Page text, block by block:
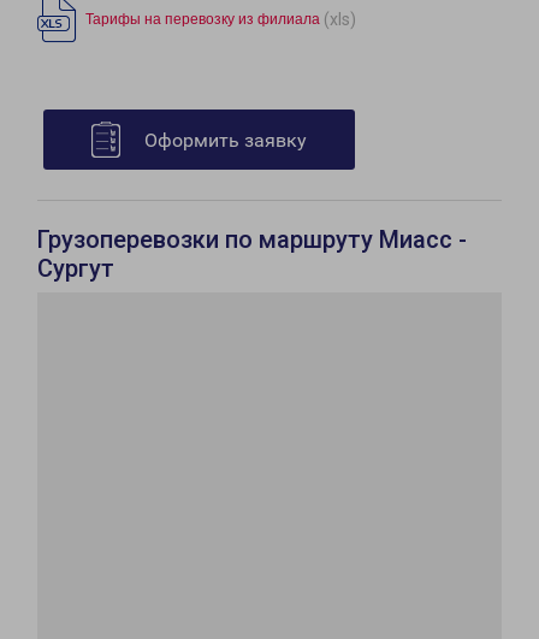
Тарифы на перевозку из филиала (xls)
Оформить заявку
Грузоперевозки по маршруту Миасс -
Сургут